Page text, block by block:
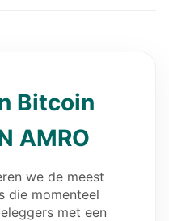
Bitcoin
AMRO
we de meest
die momenteel
met een